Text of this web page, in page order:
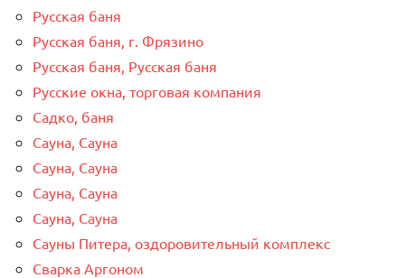
Русская баня
Русская баня, г. Фрязино
Русская баня, Русская баня
Русские окна, торговая компания
Садко, баня
Сауна, Сауна
Сауна, Сауна
Сауна, Сауна
Сауна, Сауна
Сауны Питера, оздоровительный комплекс
Сварка Аргоном